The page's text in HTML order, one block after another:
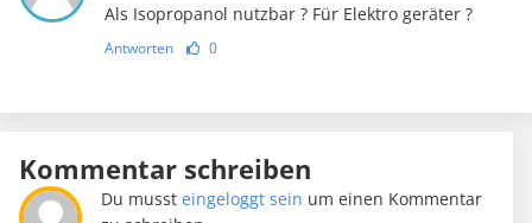
Als Isopropanol nutzbar ? Für Elektro geräter ?
Antworten 0
Kommentar schreiben
Du mussteingeloggt sein um einen Kommentar